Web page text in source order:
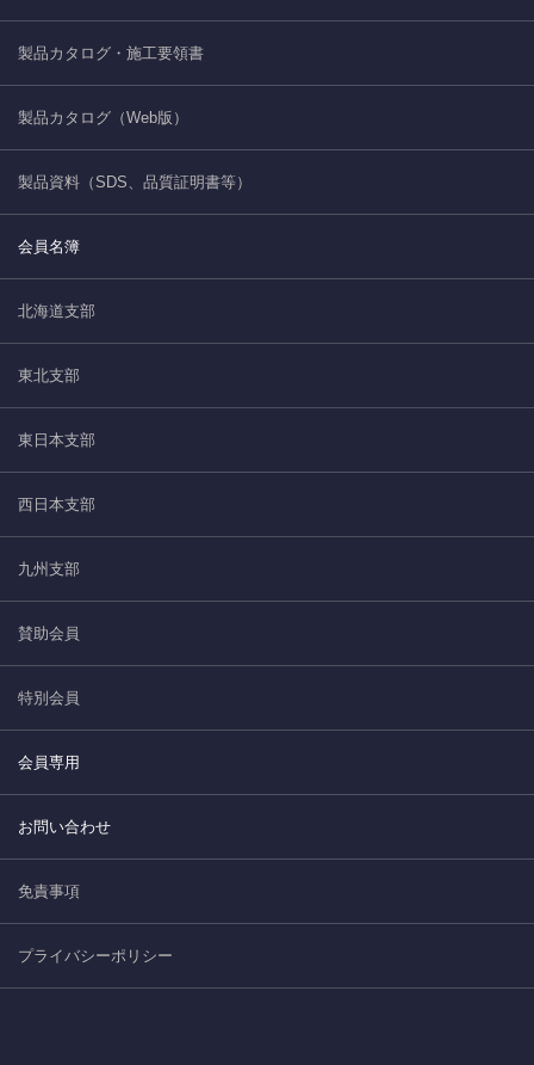
製品カタログ・施工要領書
製品カタログ（Web版）
製品資料（SDS、品質証明書等）
会員名簿
北海道支部
東北支部
東日本支部
西日本支部
九州支部
賛助会員
特別会員
会員専用
お問い合わせ
免責事項
プライバシーポリシー